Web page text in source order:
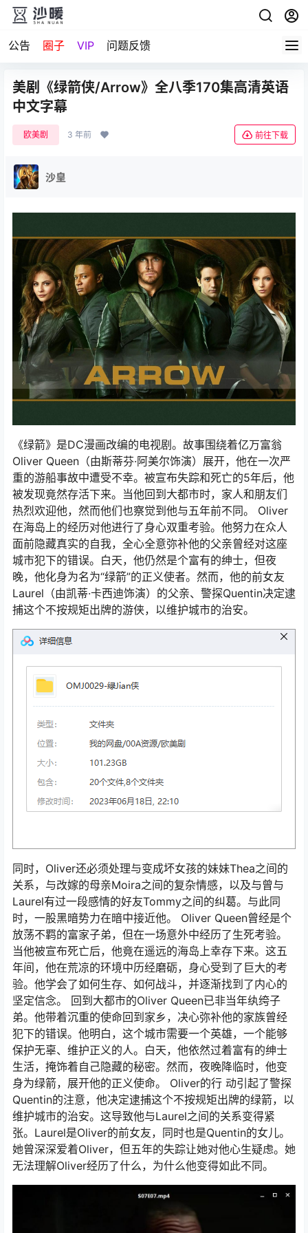
公告 圈子 VIP 问题反馈
美剧《绿箭侠/Arrow》全八季170集高清英语
中文字幕
欧美剧 3 年前 前往下载
沙皇
《绿箭》是DC漫画改编的电视剧。故事围绕着亿万富翁
Oliver Queen（由斯蒂芬·阿美尔饰演）展开，他在一次严
重的游船事故中遭受不幸。被宣布失踪和死亡的5年后，他
被发现竟然存活下来。当他回到大都市时，家人和朋友们
热烈欢迎他，然而他们也察觉到他与五年前不同。 Oliver
在海岛上的经历对他进行了身心双重考验。他努力在众人
面前隐藏真实的自我，全心全意弥补他的父亲曾经对这座
城市犯下的错误。白天，他仍然是个富有的绅士，但夜
晚，他化身为名为“绿箭”的正义使者。然而，他的前女友
Laurel（由凯蒂·卡西迪饰演）的父亲、警探Quentin决定逮
捕这个不按规矩出牌的游侠，以维护城市的治安。
同时，Oliver还必须处理与变成坏女孩的妹妹Thea之间的
关系，与改嫁的母亲Moira之间的复杂情感，以及与曾与
Laurel有过一段感情的好友Tommy之间的纠葛。与此同
时，一股黑暗势力在暗中接近他。 Oliver Queen曾经是个
放荡不羁的富家子弟，但在一场意外中经历了生死考验。
当他被宣布死亡后，他竟在遥远的海岛上幸存下来。这五
年间，他在荒凉的环境中历经磨砺，身心受到了巨大的考
验。他学会了如何生存、如何战斗，并逐渐找到了内心的
坚定信念。 回到大都市的Oliver Queen已非当年纨绔子
弟。他带着沉重的使命回到家乡，决心弥补他的家族曾经
犯下的错误。他明白，这个城市需要一个英雄，一个能够
保护无辜、维护正义的人。白天，他依然过着富有的绅士
生活，掩饰着自己隐藏的秘密。然而，夜晚降临时，他变
身为绿箭，展开他的正义使命。 Oliver的行 动引起了警探
Quentin的注意，他决定逮捕这个不按规矩出牌的绿箭，以
维护城市的治安。这导致他与Laurel之间的关系变得紧
张。Laurel是Oliver的前女友，同时也是Quentin的女儿。
她曾深深爱着Oliver，但五年的失踪让她对他心生疑虑。她
无法理解Oliver经历了什么，为什么他变得如此不同。